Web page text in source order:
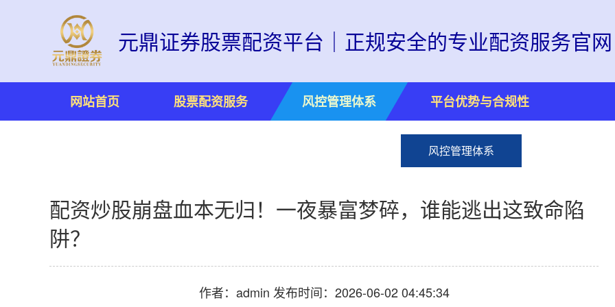
元鼎证券股票配资平台｜正规安全的专业配资服务官网
网站首页 股票配资服务 风控管理体系 平台优势与合规性
风控管理体系
配资炒股崩盘血本无归！一夜暴富梦碎，谁能逃出这致命陷
阱？
作者：admin 发布时间：2026-06-02 04:45:34